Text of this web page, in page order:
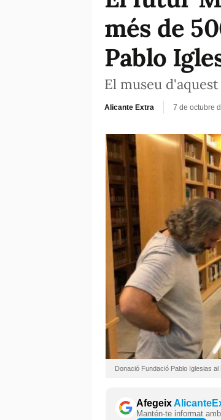
més de
Pablo
El museu
Alicante Extra 7 de octubre
Donació Fundació Pablo Iglesias al
Afegeix
Mantén-te informat